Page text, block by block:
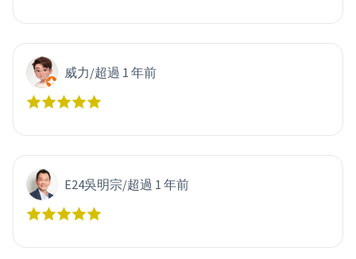
威力/超過 1 年前
E24吳明宗/超過 1 年前